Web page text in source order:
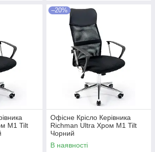
М1 Tilt
–20%
Офісне Крісло Керівника
Richman Ultra Хром М1 Tilt
Чорний
В наявності